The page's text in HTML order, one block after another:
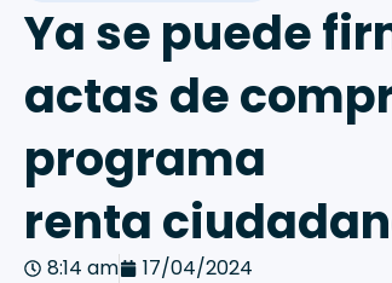
Ya se puede
actas de
programa
renta
8:14 am 17/04/2024